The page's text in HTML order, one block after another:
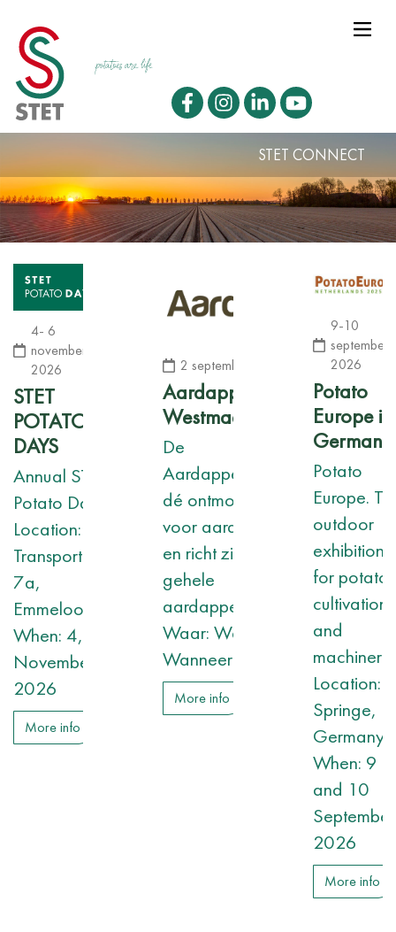
STET CONNECT
4- 6
november
2026
STET
POTATO
DAYS
Annual STET
Potato Days
Location:
Transportweg
7a,
Emmeloord
When: 4,5,6
November
2026
More info
2 september 2026
Aardappeldemodag
Westmaas
De
Aardappeldemodag is
dé ontmoetingsplaats
voor aardappelkennis
en richt zich op de
gehele
aardappelketen.
Waar: Westmaas
Wanneer: 2 september
More info
9-10
september
2026
Potato
Europe in
Germany
Potato
Europe.
outdoor
exhibition
for potato
cultivation
and
Location:
Springe,
Germany
When: 9
and 10
September
2026
More info